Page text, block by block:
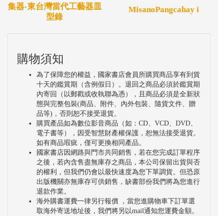
集器-東台灣當代工藝器皿
型錄
MisanoPangcahay i
購物須知
為了保障您的權益，國家書店會員所購買商品享有到貨
十天的鑑賞期（含例假日）。退回之商品必須於鑑賞期
內寄回（以郵戳或收執聯為憑），且商品必須是全新狀
態與完整包裝(商品、附件、內外包裝、隨貨文件、贈
品等)，否則恕不接受退貨。
購買產品如為數位影音商品（如：CD、VCD、DVD、
電子書等），因受智慧財產權保護，恕無法接受退貨。
如有商品瑕疵，僅可更換相同產品。
國家書店因網路與門市共同銷售，若在您完成訂單程序
之後，若內含售盡無庫存之商品，本公司保留出貨與否
的權利，但我們仍會以最快速度為您下單調貨。但恐原
出版機關亦無庫存可供銷售，缺書部份我們將為您進行
退款作業。
海外購書運費一律另行報價 ，當您進購物車下訂單選
取海外寄送地址後，我們將另以mail通知您運費金額。